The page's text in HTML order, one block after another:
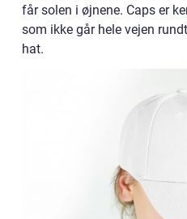
får solen i øjnene. Caps er
som ikke går hele vejen
hat.